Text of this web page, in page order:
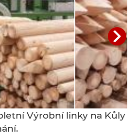
Výrobní linky na Kůly